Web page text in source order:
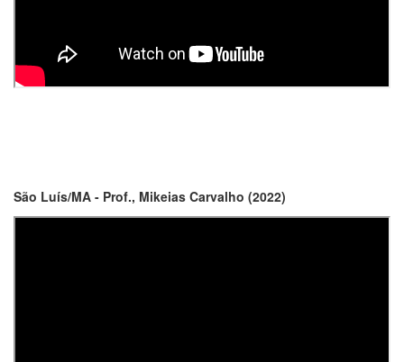
São Luís/MA - Prof., Mikeias Carvalho (2022)